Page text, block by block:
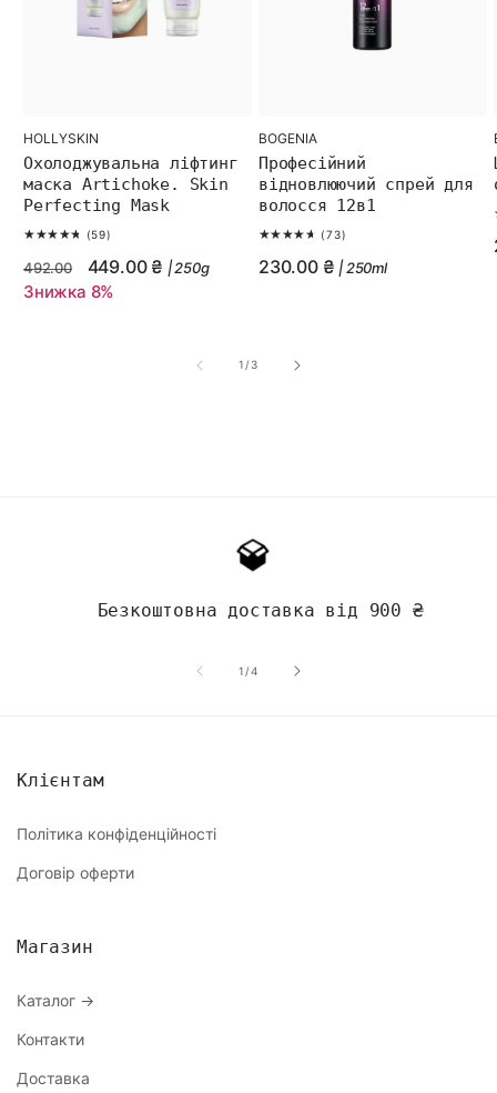
Бренд:
HOLLYSKIN
Охолоджувальна ліфтинг
маска Artichoke. Skin
Perfecting Mask
(59)
Regular
price
492.00
Sale
price
449.00 ₴ |250g
Знижка 8%
Бренд:
BOGENIA
Професійний
відновлюючий спрей для
волосся 12в1
(73)
Regular
230.00 ₴ |250ml
1 /з3
Безкоштовна доставка від 900 ₴
1 /з4
Клієнтам
Політика конфіденційності
Договір оферти
Магазин
Каталог →
Контакти
Доставка